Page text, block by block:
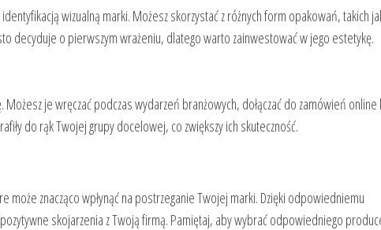
wizualną marki. Możesz skorzystać z różnych form opakowań, takich
decyduje o pierwszym wrażeniu, dlatego warto zainwestować w jego estetykę.
je wręczać podczas wydarzeń branżowych, dołączać do zamówień online
do rąk Twojej grupy docelowej, co zwiększy ich skuteczność.
znacząco wpłynąć na postrzeganie Twojej marki. Dzięki odpowiedniemu
skojarzenia z Twoją firmą. Pamiętaj, aby wybrać odpowiedniego